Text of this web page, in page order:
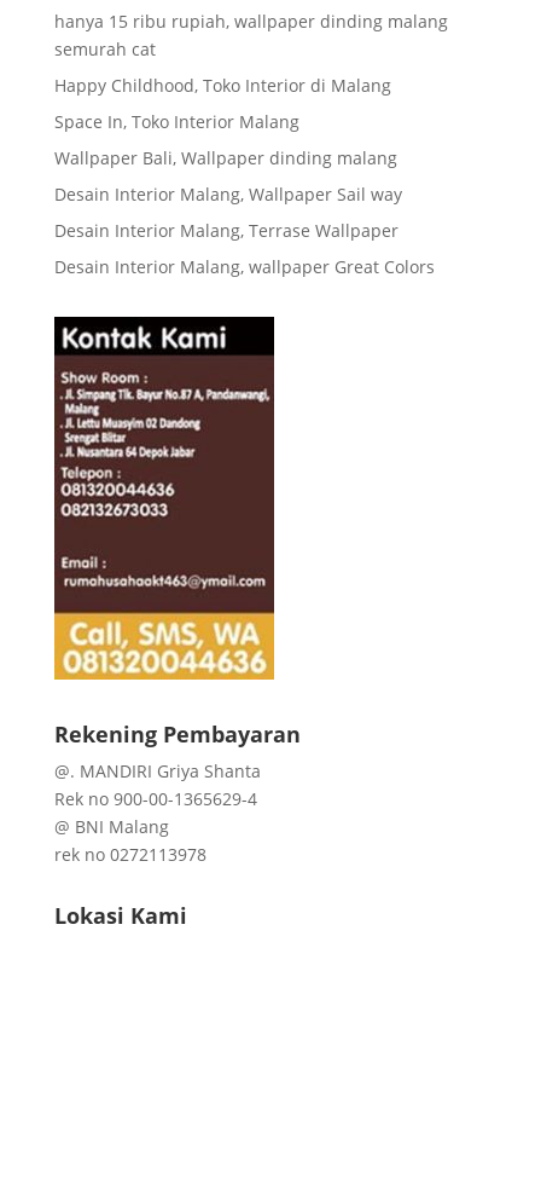
hanya 15 ribu rupiah, wallpaper dinding malang
semurah cat
Happy Childhood, Toko Interior di Malang
Space In, Toko Interior Malang
Wallpaper Bali, Wallpaper dinding malang
Desain Interior Malang, Wallpaper Sail way
Desain Interior Malang, Terrase Wallpaper
Desain Interior Malang, wallpaper Great Colors
Rekening Pembayaran
@. MANDIRI Griya Shanta
Rek no 900-00-1365629-4
@ BNI Malang
rek no 0272113978
Lokasi Kami